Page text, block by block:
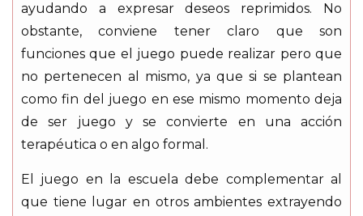
ayudando a expresar deseos reprimidos. No
obstante, conviene tener claro que son
funciones que el juego puede realizar pero que
no pertenecen al mismo, ya que si se plantean
como fin del juego en ese mismo momento deja
de ser juego y se convierte en una acción
terapéutica o en algo formal.
El juego en la escuela debe complementar al
que tiene lugar en otros ambientes extrayendo